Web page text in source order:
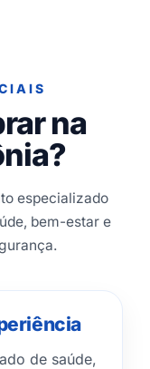
na
especializado
bem-estar e
de saúde,